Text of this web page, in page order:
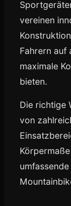
vereinen
Fahrern auf
maximale
bieten.
Die richtige
von